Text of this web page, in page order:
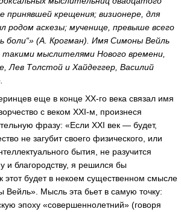
принявшей крещения; визионере, для
родом аскезы; мученице, превыше всего
боли“» (А. Крогман). Имя Симоны Вейль
такими мыслителями Нового времени,
Лев Толстой и Хайдеггер, Василий
еще в конце ХХ-го века связал имя
с веком ХХI-м, произнеся
фразу: «Если ХХI век — будет,
не загубит своего физического, или
бытия, не разучится
и благородству, я решился бы
этот будет в некоем существенном смысле
Вейль». Мысль эта бьет в самую точку:
эпоху «совершеннолетний» (говоря